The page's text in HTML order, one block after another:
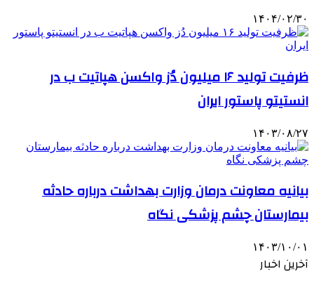
۱۴۰۴/۰۲/۳۰
ظرفیت تولید ۱۶ میلیون دُز واکسن هپاتیت ب در
انستیتو پاستور ایران
۱۴۰۳/۰۸/۲۷
بیانیه معاونت درمان وزارت بهداشت درباره حادثه
بیمارستان چشم پزشکی نگاه
۱۴۰۳/۱۰/۰۱
آخرین اخبار